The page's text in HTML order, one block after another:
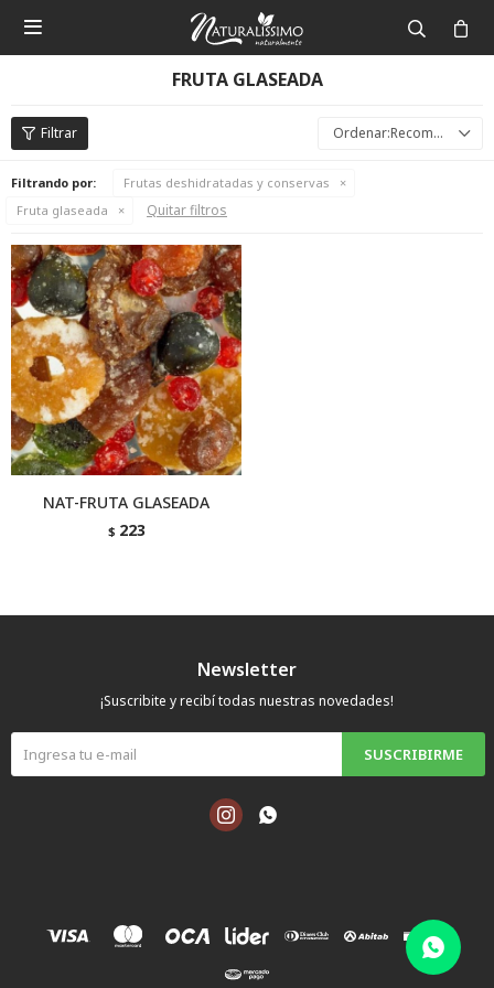

FRUTA GLASEADA
Recomendados
Filtrando por:
Frutas deshidratadas y conservas
Fruta glaseada
Quitar filtros
NAT-FRUTA GLASEADA
$ 223
Newsletter
¡Suscribite y recibí todas nuestras novedades!
SUSCRIBIRME
 